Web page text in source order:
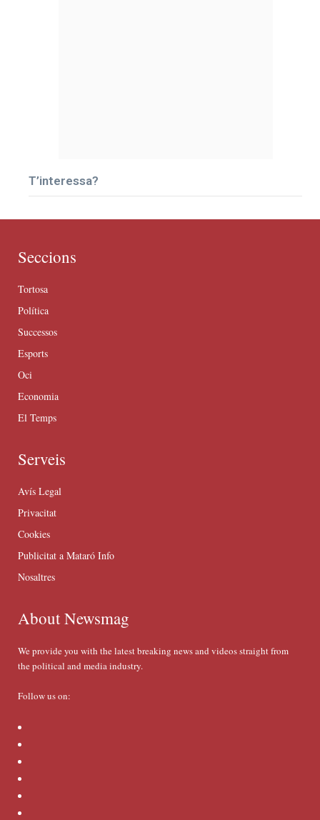
T’interessa?
Seccions
Tortosa
Política
Successos
Esports
Oci
Economia
El Temps
Serveis
Avís Legal
Privacitat
Cookies
Publicitat a Mataró Info
Nosaltres
About Newsmag
We provide you with the latest breaking news and videos straight from
the political and media industry.
Follow us on: